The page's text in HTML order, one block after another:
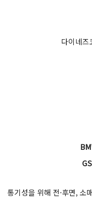
다이네즈
통기성을 위해 전·후면, 소